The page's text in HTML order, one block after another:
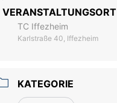
VERANSTALTUNGSORT
TC Iffezheim
Karlstraße 40, Iffezheim
KATEGORIE